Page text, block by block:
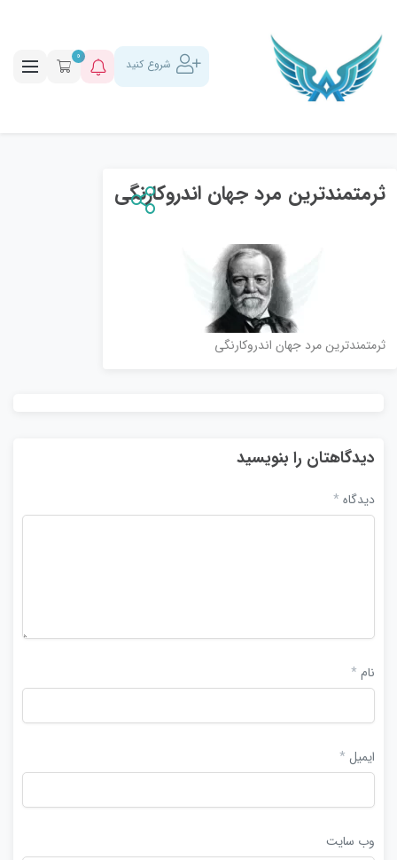
شروع کنید 0
ثرمتمندترین مرد جهان اندروکارنگی
ثرمتمندترین مرد جهان اندروکارنگی
دیدگاهتان را بنویسید
دیدگاه *
نام *
ایمیل *
وب‌ سایت